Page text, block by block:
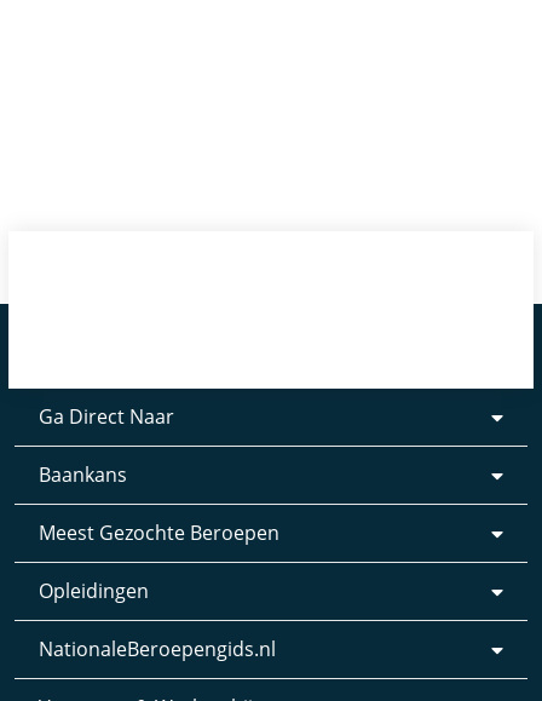
Ga Direct Naar
Baankans
Meest Gezochte Beroepen
Opleidingen
NationaleBeroepengids.nl